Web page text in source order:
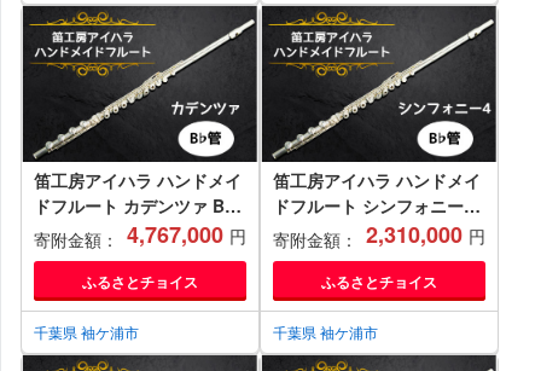
[0401]
[0403]
笛工房アイハラ ハンドメイ
ドフルート カデンツァ B♭
管｜フルート カデンツァ
B♭管 ハンドメイド 総銀 ソ
ルダード ハンダ付け おすす
め 楽器 職人 ケース 笛工房
アイハラ アイハラフルート
[0404]
寄附金額： 4,767,000 円
ふるさとチョイス
千葉県 袖ケ浦市
笛工房アイハラ ハンドメイ
ドフルート シンフォニー4
B♭管｜フルート シンフォ
ニー4 B♭管 ハンドメイド
管体銀 ドローン 引き上げ
おすすめ 楽器 職人 ケース
笛工房アイハラ アイハラフ
ルート [0400]
寄附金額： 2,310,000 円
ふるさとチョイス
千葉県 袖ケ浦市